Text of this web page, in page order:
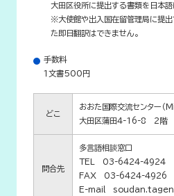
大田区役所に提出する書類を日本語
※大使館や出入国在留管理局に提出
た即日翻訳はできません。
手数料
１文書500円
どこ
おおた国際交流センター（
大田区蒲田4-16-8 2階
問合先
多言語相談窓口
TEL 03-6424-4924
FAX 03-6424-4926
E-mail